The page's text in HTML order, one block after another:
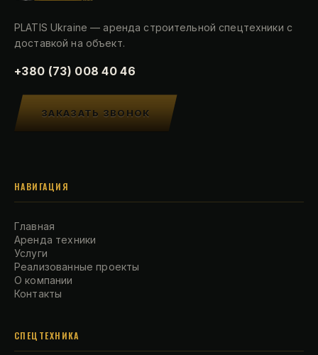
PLATIS Ukraine — аренда строительной спецтехники с
доставкой на объект.
+380 (73) 008 40 46
ЗАКАЗАТЬ ЗВОНОК
НАВИГАЦИЯ
Главная
Аренда техники
Услуги
Реализованные проекты
О компании
Контакты
СПЕЦТЕХНИКА